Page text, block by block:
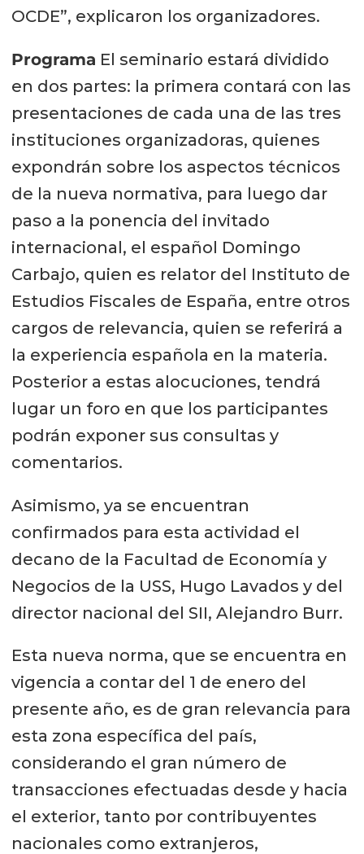
OCDE”, explicaron los organizadores.
Programa El seminario estará dividido
en dos partes: la primera contará con las
presentaciones de cada una de las tres
instituciones organizadoras, quienes
expondrán sobre los aspectos técnicos
de la nueva normativa, para luego dar
paso a la ponencia del invitado
internacional, el español Domingo
Carbajo, quien es relator del Instituto de
Estudios Fiscales de España, entre otros
cargos de relevancia, quien se referirá a
la experiencia española en la materia.
Posterior a estas alocuciones, tendrá
lugar un foro en que los participantes
podrán exponer sus consultas y
comentarios.
Asimismo, ya se encuentran
confirmados para esta actividad el
decano de la Facultad de Economía y
Negocios de la USS, Hugo Lavados y del
director nacional del SII, Alejandro Burr.
Esta nueva norma, que se encuentra en
vigencia a contar del 1 de enero del
presente año, es de gran relevancia para
esta zona específica del país,
considerando el gran número de
transacciones efectuadas desde y hacia
el exterior, tanto por contribuyentes
nacionales como extranjeros,